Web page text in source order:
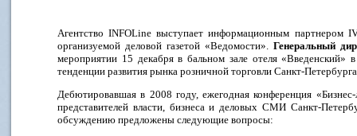
Агентство INFOLine выступает информационным партнером
организуемой деловой газетой «Ведомости». Генеральный
мероприятии 15 декабря в бальном зале отеля «Введенский»
тенденции развития рынка розничной торговли Санкт-
Дебютировавшая в 2008 году, ежегодная конференция
представителей власти, бизнеса и деловых СМИ Санкт-
обсуждению предложены следующие вопросы: